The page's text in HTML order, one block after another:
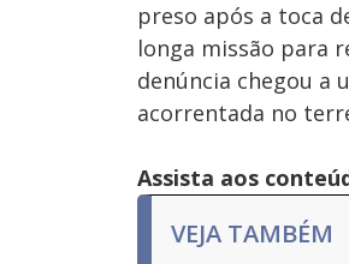
preso após a toca
longa missão para
denúncia chegou a
acorrentada no
Assista aos
VEJA TAMBÉM